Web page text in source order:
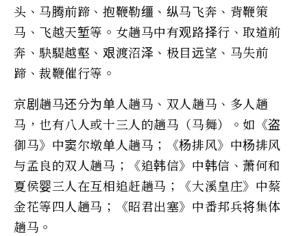
头、马腾前蹄、抱鞭勒缰、纵马飞奔、背鞭策
马、飞越天堑等。女趟马中有观路择行、取道前
奔、駃騠越壑、艰渡沼泽、极目远望、马失前
蹄、裁鞭催行等。
京剧趟马还分为单人趟马、双人趟马、多人趟
马，也有八人或十三人的趟马（马舞）。如《盗
御马》中窦尔墩单人趟马；《杨排风》中杨排风
与孟良的双人趟马；《追韩信》中韩信、萧何和
夏侯婴三人在互相追赶趟马；《大溪皇庄》中蔡
金花等四人趟马；《昭君出塞》中番邦兵将集体
趟马。